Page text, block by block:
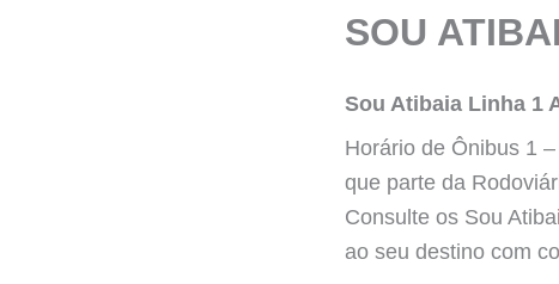
SOU
Sou Atibaia Linha 1
Horário de Ônibus 1
que parte da
Consulte os Sou
ao seu destino com